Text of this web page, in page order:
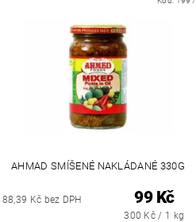
AHMAD SMÍŠENÉ NAKLÁDANÉ 330G
88,39 Kč bez DPH 99 Kč
300 Kč / 1 kg